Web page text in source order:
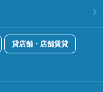
貸店舗・店舗賃貸